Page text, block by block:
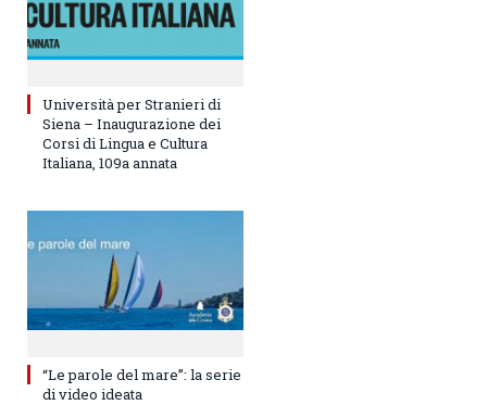
Università per Stranieri di
Siena – Inaugurazione dei
Corsi di Lingua e Cultura
Italiana, 109a annata
“Le parole del mare”: la serie
di video ideata